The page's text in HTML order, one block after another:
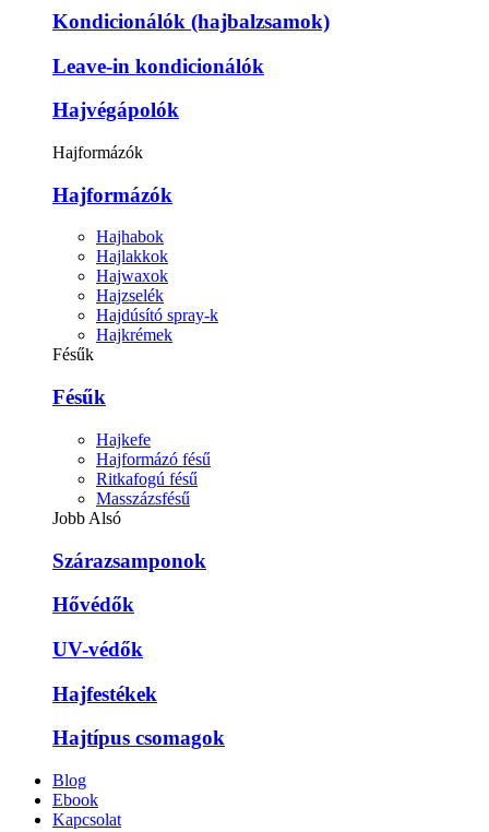
Kondicionálók (hajbalzsamok)
Leave-in kondicionálók
Hajvégápolók
Hajformázók
Hajformázók
Hajhabok
Hajlakkok
Hajwaxok
Hajzselék
Hajdúsító spray-k
Hajkrémek
Fésűk
Fésűk
Hajkefe
Hajformázó fésű
Ritkafogú fésű
Masszázsfésű
Jobb Alsó
Szárazsamponok
Hővédők
UV-védők
Hajfestékek
Hajtípus csomagok
Blog
Ebook
Kapcsolat